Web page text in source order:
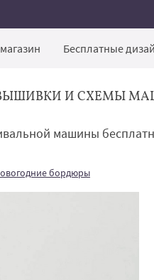
Бесплатные
И СХЕМЫ
машины
бордюры